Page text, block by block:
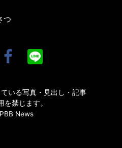
つ
いる写真・見出し・記事
を禁じます。
News